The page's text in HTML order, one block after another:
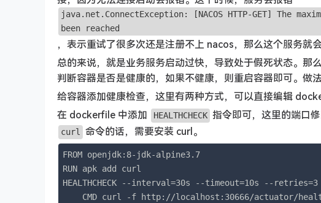
java.net.ConnectException: [NACOS HTTP-GET] The
been reached
，表示重试了很多次还是注册不上 nacos，那么这个服务就
总的来说，就是业务服务启动过快，导致处于假死状态。那
判断容器是否是健康的，如果不健康，则重启容器即可。做法
给容器添加健康检查，这里有两种方式，可以直接编辑
在 dockerfile 中添加
HEALTHCHECK 指令即可，这里的端口
curl 命令的话，需要安装 curl。
FROM openjdk:8-jdk-alpine3.7
RUN apk add curl
HEALTHCHECK --interval=30s --timeout=10s --
CMD curl -f http://localhost:30666/actuator/